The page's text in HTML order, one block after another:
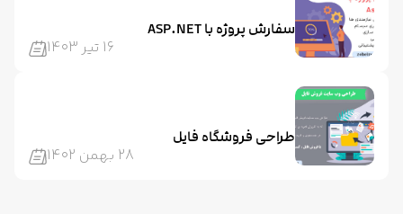
سفارش پروژه با ASP.NET
16 تیر 1403
طراحی فروشگاه فایل
28 بهمن 1402